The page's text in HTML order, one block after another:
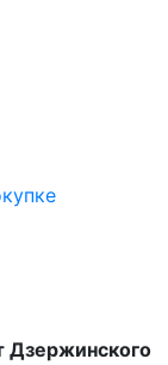
Дзержинского